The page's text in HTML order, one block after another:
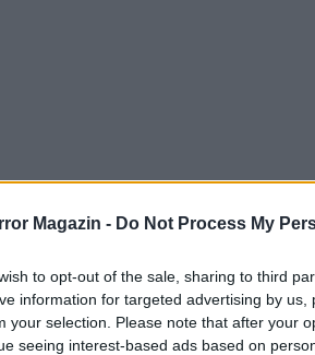
Magazin - Do Not Process My
to opt-out of the sale, sharing to third
information for targeted advertising by
your selection. Please note that after your
seeing interest-based ads based on